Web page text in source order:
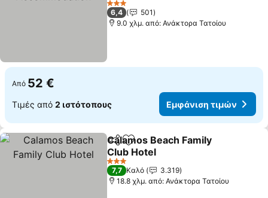
Εμφάνιση τιμών
3 Αστέρια
6,4
501
9.0 χλμ. από: Ανάκτορα Τατοίου
Από 52 €
Τιμές από 2 ιστότοπους Εμφάνιση τιμών
Κοινοποίηση
Προσθήκη στα αγαπημένα
Calamos Beach Family
Club Hotel
Εμφάνιση τιμών
3 Αστέρια
7,7 Καλό
3.319
18.8 χλμ. από: Ανάκτορα Τατοίου